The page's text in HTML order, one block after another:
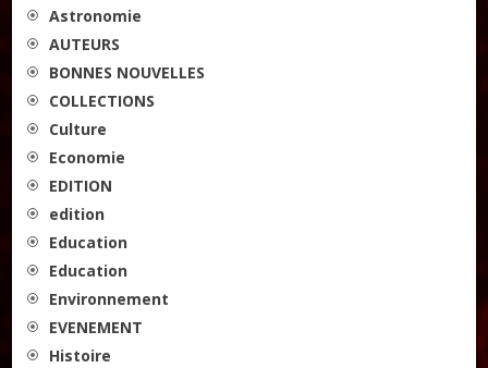
Astronomie
AUTEURS
BONNES NOUVELLES
COLLECTIONS
Culture
Economie
EDITION
edition
Education
Education
Environnement
EVENEMENT
Histoire